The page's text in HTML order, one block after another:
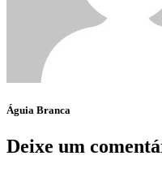
Águia Branca
Deixe um